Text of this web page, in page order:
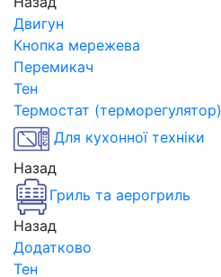
Двигун
Кнопка мережева
Перемикач
Тен
Термостат (терморегулятор)
Для кухонної техніки
Назад
Гриль та аерогриль
Назад
Додатково
Тен